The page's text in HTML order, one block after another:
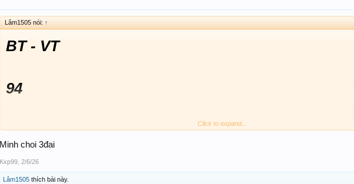
Lâm1505 nói: ↑
BT - VT
94
994
4994
Click to expand...
Minh choi 3đai
Kxp99 2/6/26
Lâm1505 thích bài này.